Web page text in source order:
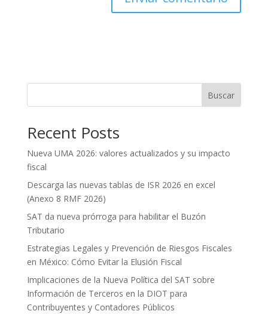
Buscar
Recent Posts
Nueva UMA 2026: valores actualizados y su impacto
fiscal
Descarga las nuevas tablas de ISR 2026 en excel
(Anexo 8 RMF 2026)
SAT da nueva prórroga para habilitar el Buzón
Tributario
Estrategias Legales y Prevención de Riesgos Fiscales
en México: Cómo Evitar la Elusión Fiscal
Implicaciones de la Nueva Política del SAT sobre
Información de Terceros en la DIOT para
Contribuyentes y Contadores Públicos